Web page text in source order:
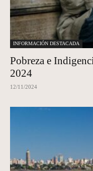
INFORMACIÓN DESTACADA
Pobreza e
2024
12/11/2024